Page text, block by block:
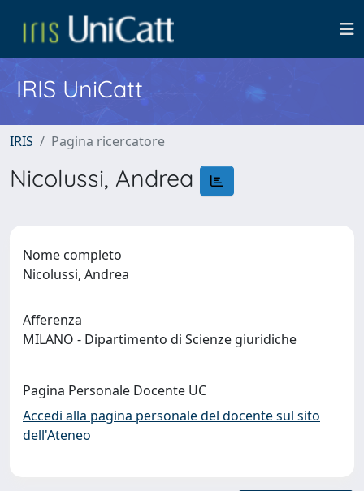
IRIS UniCatt
IRIS Pagina ricercatore
Nicolussi, Andrea
Nome completo
Nicolussi, Andrea
Afferenza
MILANO - Dipartimento di Scienze giuridiche
Pagina Personale Docente UC
Accedi alla pagina personale del docente sul sito
dell'Ateneo